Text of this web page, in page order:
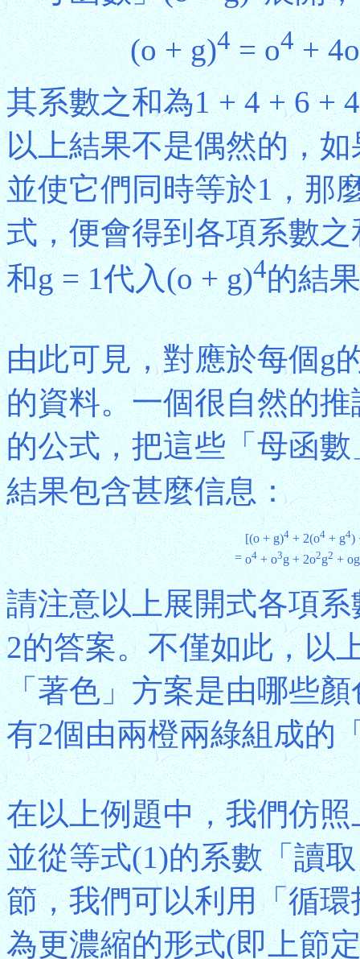
(o + g)4= o4+ 4o
其系數之和為1 + 4 + 6 +
以上結果不是偶然的，
並使它們同時等於1，那
式，便會得到各項系數
和g = 1代入(o + g)4的結
由此可見，對應於每個g
的資料。一個很自然的
的公式，把這些「母函
結果包含甚麼信息：
[(o + g)4+ 2(o4+ g4)
= o4 + o3g + 2o2g2+ og
請注意以上展開式各項
2的答案。不僅如此，以
「著色」方案是由哪些
有2個由兩橙兩綠組成的
在以上例題中，我們仿
並從等式(1)的系數「讀
節，我們可以利用「循
為更濃縮的形式(即上節